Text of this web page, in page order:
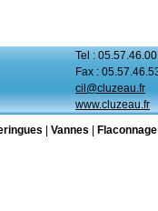
Tel :
Fax :
cil@cluzeau.fr
www.cluzeau.fr
Vannes Flaconnage